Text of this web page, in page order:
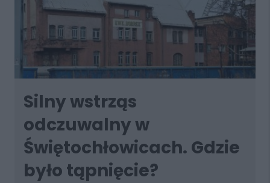
Silny wstrząs
odczuwalny w
Świętochłowicach. Gdzie
było tąpnięcie?